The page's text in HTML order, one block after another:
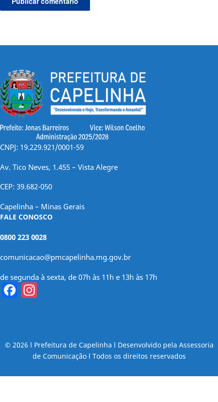
CNPJ: 19.229.921/0001-59
Av. Tico Neves, 1.455 – Vista Alegre
CEP: 39.682-050
Capelinha – Minas Gerais
FALE CONOSCO
0800 223 0028
comunicacao@pmcapelinha.mg.gov.br
de segunda à sexta, de 07h às 11h e 13h às 17h
Facebook
© 2026 l Prefeitura de Capelinha l Desenvolvido pela Assessoria
de Comunicação l Todos os direitos reservados